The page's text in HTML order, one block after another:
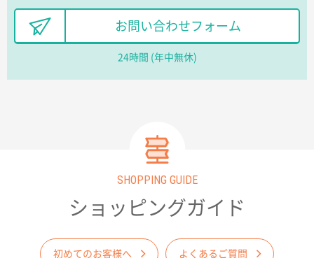
お問い合わせフォーム
24時間 (年中無休)
SHOPPING GUIDE
ショッピングガイド
初めてのお客様へ よくあるご質問